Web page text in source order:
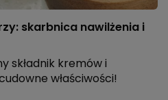
skarbnica nawilżenia i
składnik kremów i
właściwości!